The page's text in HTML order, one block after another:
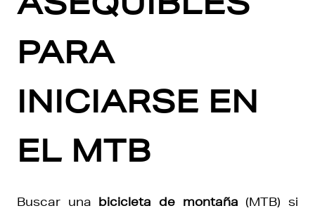
PARA
INICIARSE EN
EL MTB
Buscar una bicicleta de montaña (MTB) si